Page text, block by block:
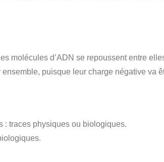
molécules d’ADN se repoussent entre
puisque leur charge négative
: traces physiques ou biologiques.